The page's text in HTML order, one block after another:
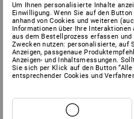
Um Ihnen personalisierte Inhalte
Einwilligung. Wenn Sie auf den
anhand von Cookies und weiteren
Informationen über Ihre
aus dem Bestellprozess erfassen
Zwecken nutzen: personalisierte, auf
Anzeigen, passgenaue
Anzeigen- und Inhaltsmessungen.
Sie sich per Klick auf den Button “Alle
entsprechender Cookies und